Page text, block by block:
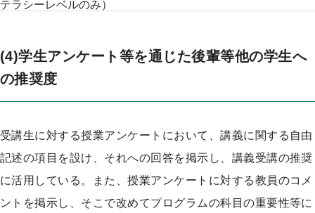
テラシーレベルのみ）
(4)学生アンケート等を通じた後輩等他の学生へ
の推奨度
受講生に対する授業アンケートにおいて、講義に関する自由
記述の項目を設け、それへの回答を掲示し、講義受講の推奨
に活用している。また、授業アンケートに対する教員のコメ
ントを掲示し、そこで改めてプログラムの科目の重要性等に